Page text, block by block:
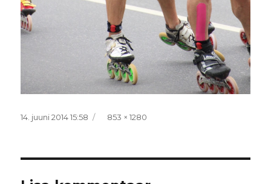
Postitatud
14. juuni 2014 15:58 Täissuurus
853 × 1280